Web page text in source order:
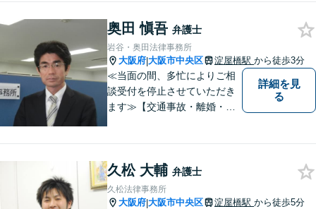
おります。 一刻を争うご相談
もありますので、悩む前に一
度ご相談いただければと思い
ます。
奥田 愼吾 弁護士
岩谷・奥田法律事務所
大阪府|大阪市中央区 淀屋橋駅 から徒歩3分
≪当面の間、多忙によりご相
談受付を停止させていただき
ます≫【交通事故・離婚・相
をしっかり伺い、最適な道筋
を一緒に丁寧に考えていきま
す。困ったときはご遠慮なく
詳細を見
る
久松 大輔 弁護士
久松法律事務所
大阪府|大阪市中央区 淀屋橋駅 から徒歩5分